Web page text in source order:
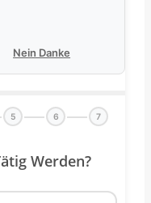
Nein Danke
5 6 7
Werden?